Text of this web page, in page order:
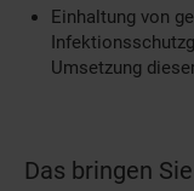
Einhaltung von
Umsetzung
Das bringen